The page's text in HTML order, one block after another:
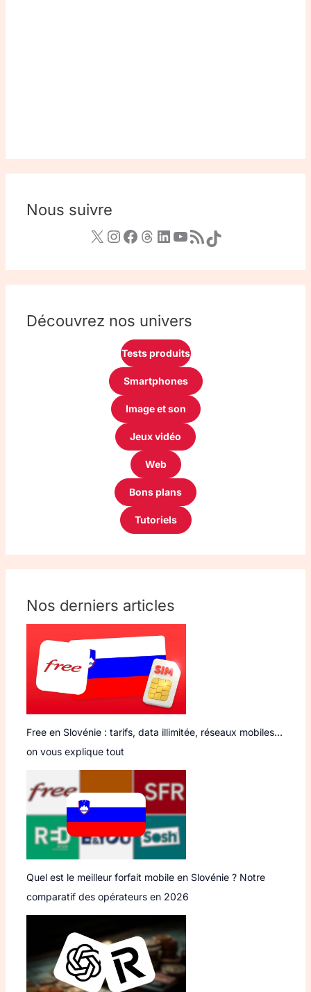
Nous suivre
Découvrez nos univers
Tests produits
Smartphones
Image et son
Jeux vidéo
Web
Bons plans
Tutoriels
Nos derniers articles
Free en Slovénie : tarifs, data illimitée, réseaux mobiles…
on vous explique tout
Quel est le meilleur forfait mobile en Slovénie ? Notre
comparatif des opérateurs en 2026